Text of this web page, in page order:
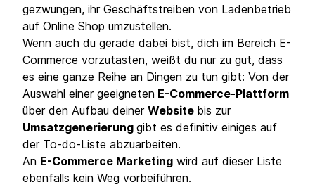
gezwungen, ihr Geschäftstreiben von Ladenbetrieb
auf Online Shop umzustellen.
Wenn auch du gerade dabei bist, dich im Bereich E-
Commerce vorzutasten, weißt du nur zu gut, dass
es eine ganze Reihe an Dingen zu tun gibt: Von der
Auswahl einer geeigneten E-Commerce-Plattform
über den Aufbau deiner Website bis zur
Umsatzgenerierung gibt es definitiv einiges auf
der To-do-Liste abzuarbeiten.
An E-Commerce Marketing wird auf dieser Liste
ebenfalls kein Weg vorbeiführen.